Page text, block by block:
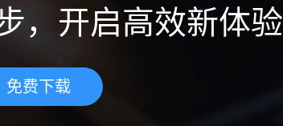
，开启高效新体验
免费下载